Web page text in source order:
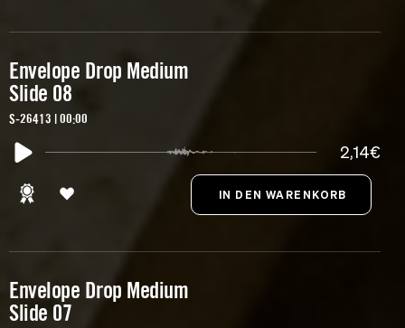
Envelope Drop Medium
Slide 08
S-26413 | 00:00
2,14€
Envelope Drop Medium
Slide 07